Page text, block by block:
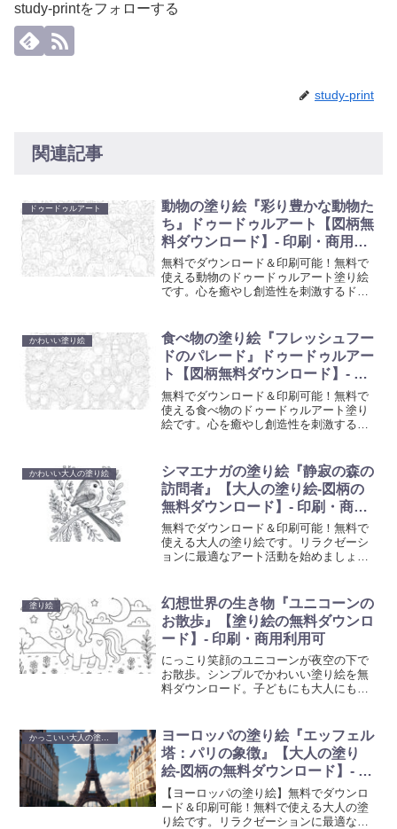
study-printをフォローする
study-print
関連記事
ドゥードゥルアート
動物の塗り絵『彩り豊かな動物た
ち』ドゥードゥルアート【図柄無
料ダウンロード】- 印刷・商用利
用可
無料でダウンロード＆印刷可能！無料で
使える動物のドゥードゥルアート塗り絵
です。心を癒やし創造性を刺激するドゥ
楽しめる、リラクゼーションに最適なア
ート活動を始めましょう。
かわいい塗り絵
食べ物の塗り絵『フレッシュフー
ドのパレード』ドゥードゥルアー
ト【図柄無料ダウンロード】- 印
刷・商用利用可
無料でダウンロード＆印刷可能！無料で
使える食べ物のドゥードゥルアート塗り
絵です。心を癒やし創造性を刺激するド
も楽しめる、リラクゼーションに最適な
アート活動を始めましょう。
かわいい大人の塗り絵
シマエナガの塗り絵『静寂の森の
訪問者』【大人の塗り絵-図柄の
無料ダウンロード】- 印刷・商用
利用可
無料でダウンロード＆印刷可能！無料で
使える大人の塗り絵です。リラクゼーシ
ョンに最適なアート活動を始めましょ
を。
塗り絵
幻想世界の生き物『ユニコーンの
お散歩』【塗り絵の無料ダウンロ
ード】- 印刷・商用利用可
にっこり笑顔のユニコーンが夜空の下で
お散歩。シンプルでかわいい塗り絵を無
料ダウンロード。子どもにも大人にもぴ
かっこいい大人の塗り絵
ヨーロッパの塗り絵『エッフェル
塔：パリの象徴』【大人の塗り
絵-図柄の無料ダウンロード】- 印
刷・商用利用可
【ヨーロッパの塗り絵】無料でダウンロ
ード＆印刷可能！無料で使える大人の塗
り絵です。リラクゼーションに最適なア